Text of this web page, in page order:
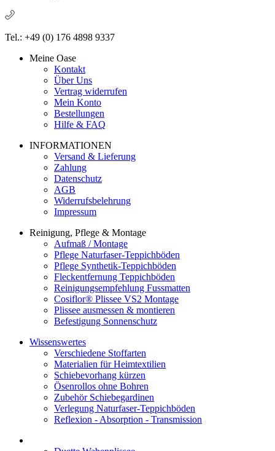
Tel.: +49 (0) 176 4898 9337
Meine Oase
Kontakt
Über Uns
Vertrag widerrufen
Mein Konto
Bestellungen
Hilfe & FAQ
INFORMATIONEN
Versand & Lieferung
Zahlung
Datenschutz
AGB
Widerrufsbelehrung
Impressum
Reinigung, Pflege & Montage
Aufmaß / Montage
Pflege Naturfaser-Teppichböden
Pflege Synthetik-Teppichböden
Fleckentfernung Teppichböden
Reinigungsempfehlung Fussmatten
Cosiflor® Plissee VS2 Montage
Plissee ausmessen & montieren
Befestigung Sonnenschutz
Wissenswertes
Verschiedene Stoffarten
Materialien für Heimtextilien
Schiebevorhang kürzen
Ösenrollos ohne Bohren
Zubehör Schiebegardinen
Verlegung Naturfaser-Teppichböden
Reflexion - Absorption - Transmission